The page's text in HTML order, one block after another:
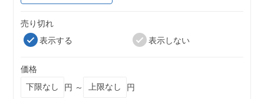
売り切れ
表示する
表示しない
価格
円 ～
円